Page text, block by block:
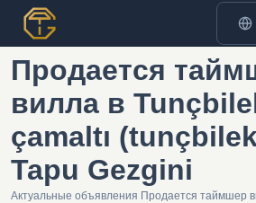
Продается
вилла в
çamaltı
Tapu Gezgini
Актуальные объявления Продается таймшер